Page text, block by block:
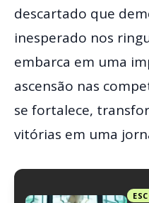
descartado que
inesperado nos
embarca em uma
ascensão nas
se fortalece,
vitórias em uma